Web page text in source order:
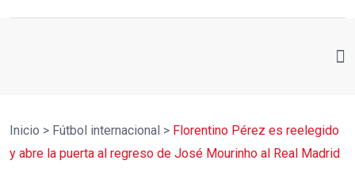
Inicio > Fútbol internacional > Florentino Pérez es reelegido
y abre la puerta al regreso de José Mourinho al Real Madrid